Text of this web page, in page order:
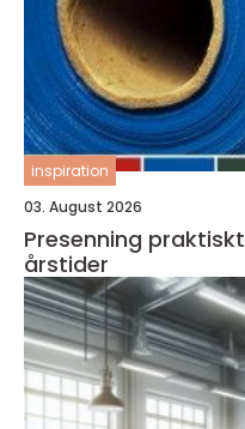
inspiration
03. August 2026
Presenning praktiskt skydd genom alla
årstider